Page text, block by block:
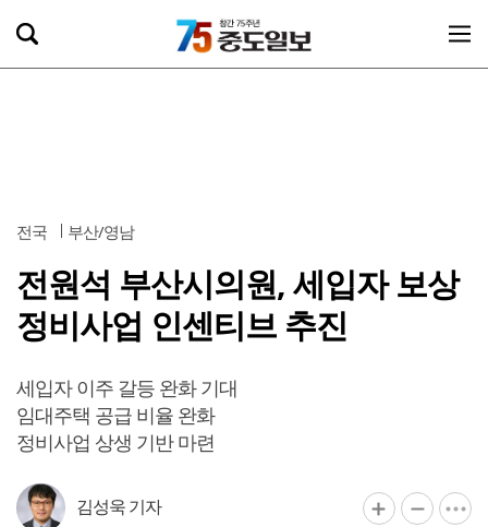
전국 부산/영남
전원석 부산시의원, 세입자 보상
정비사업 인센티브 추진
세입자 이주 갈등 완화 기대
임대주택 공급 비율 완화
정비사업 상생 기반 마련
김성욱 기자